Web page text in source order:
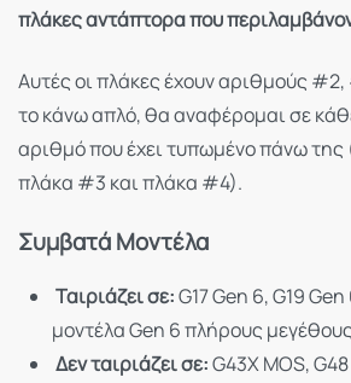
πλάκες αντάπτορα που
Αυτές οι πλάκες έχουν αριθμούς
το κάνω απλό, θα αναφέρομαι σε
αριθμό που έχει τυπωμένο πάνω
πλάκα #3 και πλάκα #4).
Συμβατά Μοντέλα
Ταιριάζει σε:G17 Gen 6, G19
μοντέλα Gen 6 πλήρους μεγέθους
Δεν ταιριάζει σε:G43X MOS,